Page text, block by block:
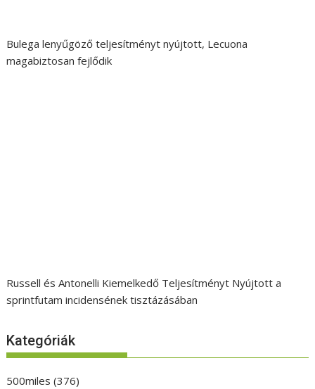
Bulega lenyűgöző teljesítményt nyújtott, Lecuona
magabiztosan fejlődik
Russell és Antonelli Kiemelkedő Teljesítményt Nyújtott a
sprintfutam incidensének tisztázásában
Kategóriák
500miles (376)